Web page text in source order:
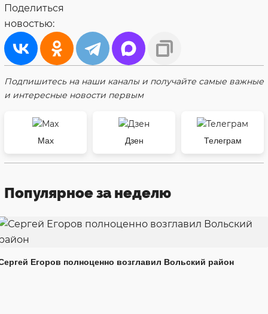
Поделиться
новостью:
Подпишитесь на наши каналы и получайте самые важные
и интересные новости первым
Max Дзен Телеграм
Популярное за неделю
Егоров полноценно возглавил Вольский район